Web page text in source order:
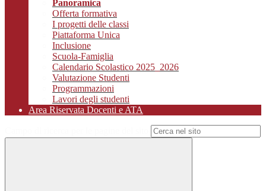
Panoramica
Offerta formativa
I progetti delle classi
Piattaforma Unica
Inclusione
Scuola-Famiglia
Calendario Scolastico 2025_2026
Valutazione Studenti
Programmazioni
Lavori degli studenti
Area Riservata Docenti e ATA